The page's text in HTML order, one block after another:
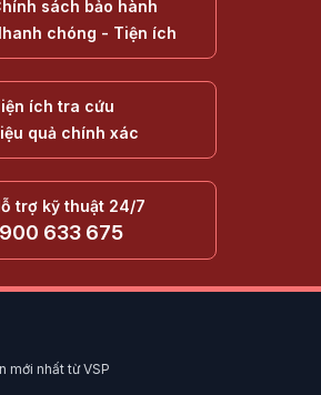
sách bảo hành
chóng - Tiện ích
ích tra cứu
quả chính xác
trợ kỹ thuật 24/7
633 675
mới nhất từ VSP